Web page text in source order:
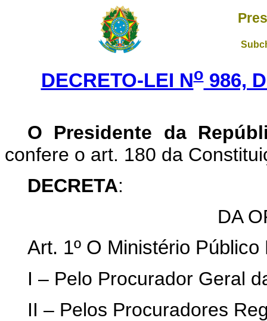
DECRETO-LEI No986,
O Presidente da
confere o art. 180 da
DECRETA:
DA
Art. 1º O Ministério
I – Pelo Procurador Geral
II – Pelos Procuradores